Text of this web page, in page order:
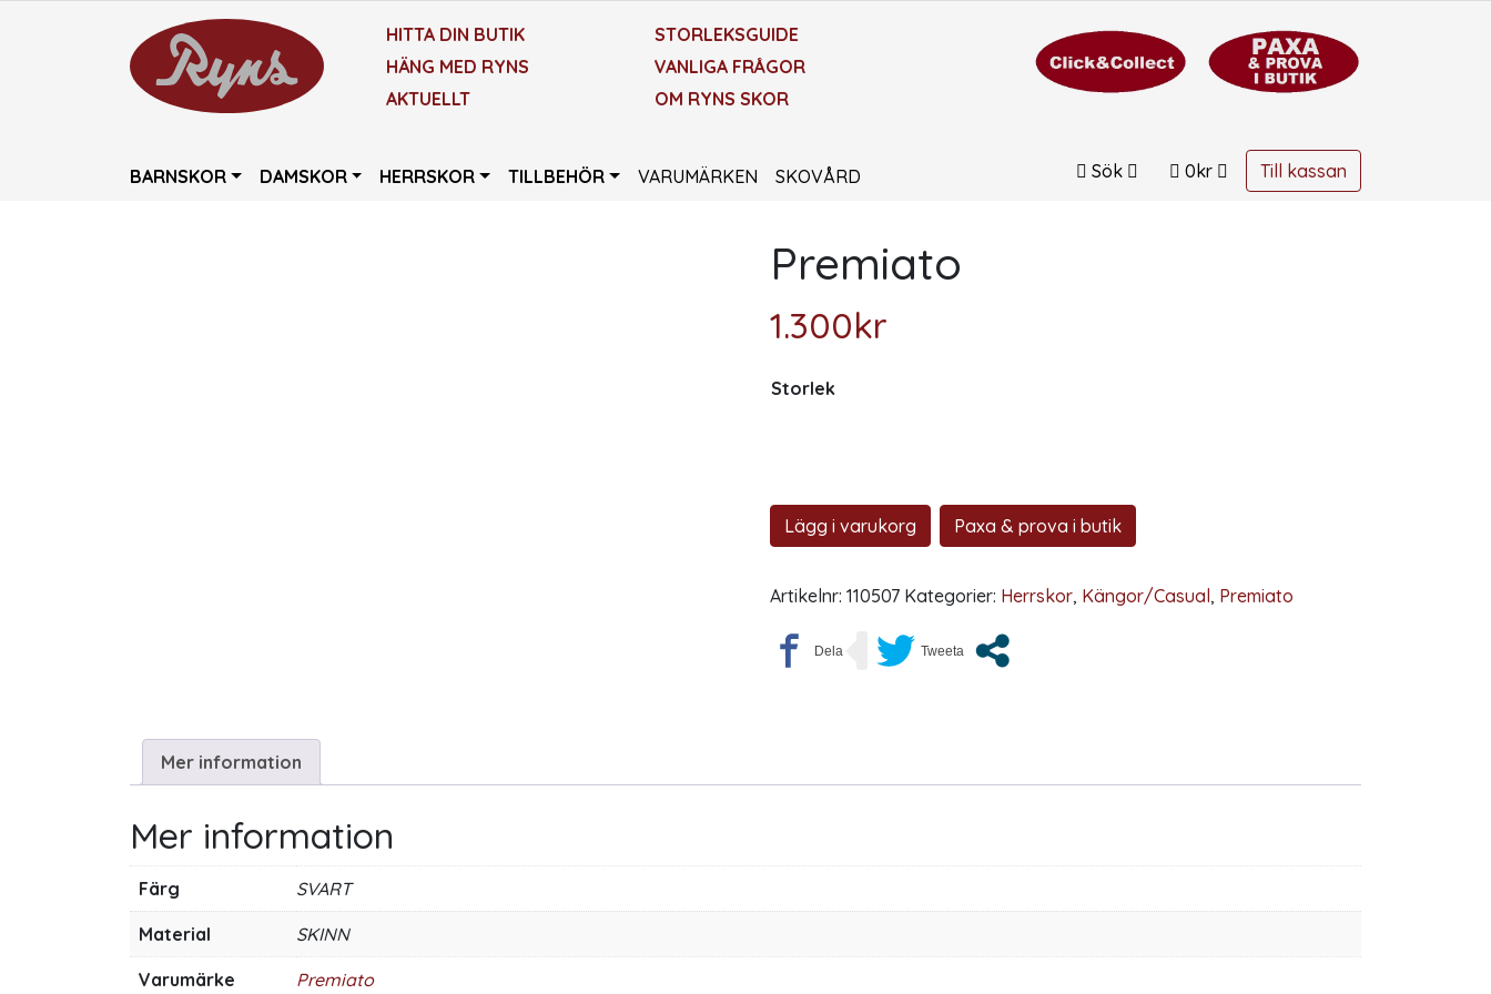
HITTA DIN BUTIK
HÄNG MED RYNS
AKTUELLT
STORLEKSGUIDE
VANLIGA FRÅGOR
OM RYNS SKOR
BARNSKOR DAMSKOR HERRSKOR TILLBEHÖR VARUMÄRKEN SKOVÅRD Sök 0kr Till kassan
Premiato
1.300kr
Storlek
Lägg i varukorg Paxa & prova i butik
Artikelnr:110507 Kategorier: Herrskor, Kängor/Casual, Premiato
Mer information
Mer information
Färg SVART
Material SKINN
Varumärke Premiato